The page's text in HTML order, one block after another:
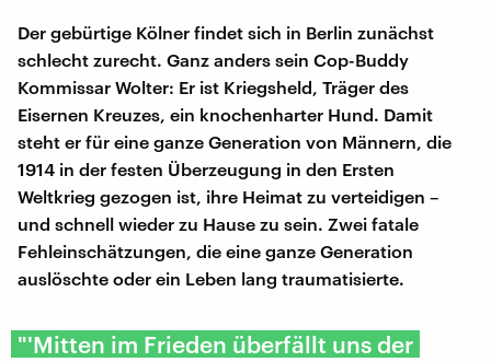
Der gebürtige Kölner findet sich in Berlin zunächst
schlecht zurecht. Ganz anders sein Cop-Buddy
Kommissar Wolter: Er ist Kriegsheld, Träger des
Eisernen Kreuzes, ein knochenharter Hund. Damit
steht er für eine ganze Generation von Männern, die
1914 in der festen Überzeugung in den Ersten
Weltkrieg gezogen ist, ihre Heimat zu verteidigen –
und schnell wieder zu Hause zu sein. Zwei fatale
Fehleinschätzungen, die eine ganze Generation
auslöschte oder ein Leben lang traumatisierte.
"'Mitten im Frieden überfällt uns der